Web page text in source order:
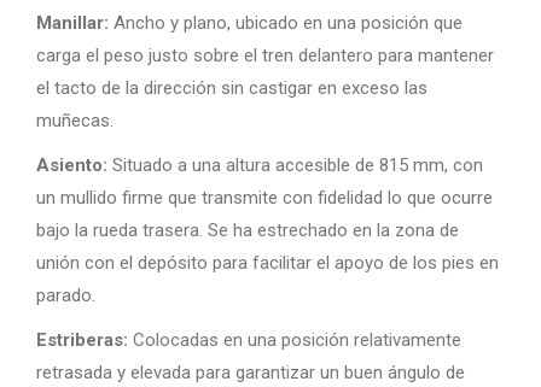
Manillar: Ancho y plano, ubicado en una posición que
carga el peso justo sobre el tren delantero para mantener
el tacto de la dirección sin castigar en exceso las
muñecas.
Asiento: Situado a una altura accesible de 815 mm, con
un mullido firme que transmite con fidelidad lo que ocurre
bajo la rueda trasera. Se ha estrechado en la zona de
unión con el depósito para facilitar el apoyo de los pies en
parado.
Estriberas: Colocadas en una posición relativamente
retrasada y elevada para garantizar un buen ángulo de